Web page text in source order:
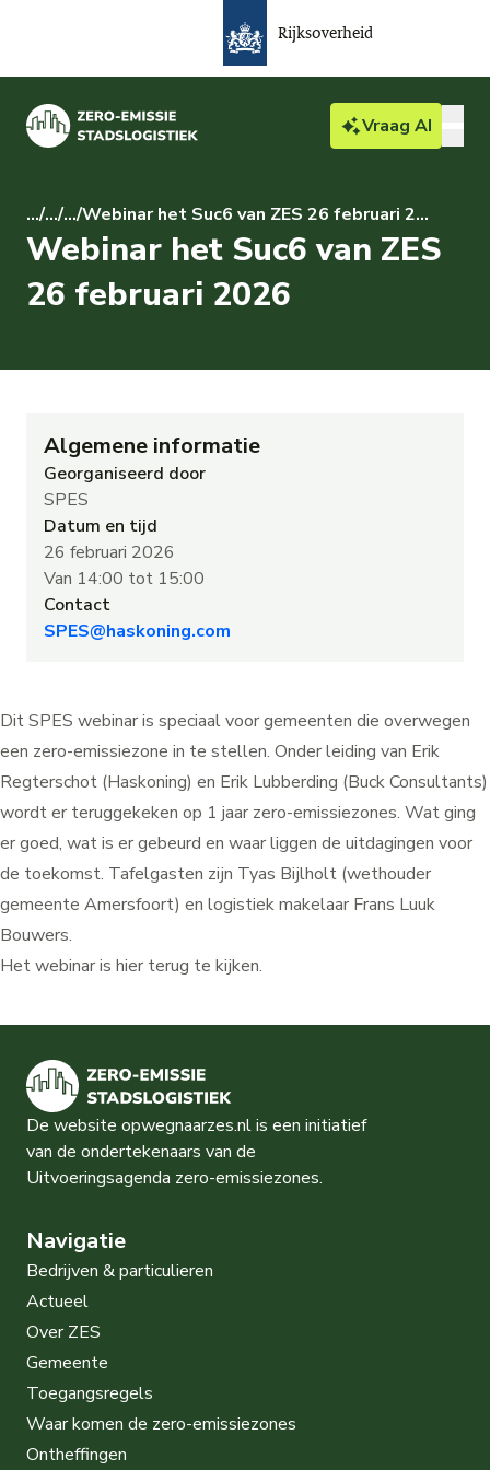
Rijksoverheid
Vraag AI
Bedrijven & particulieren
Actueel
Gemeente
.../.../.../ Webinar het Suc6 van ZES 26 februari 2026
Webinar het Suc6 van ZES
26 februari 2026
Algemene informatie
Georganiseerd door
SPES
Datum en tijd
26 februari 2026
Van 14:00 tot 15:00
Contact
SPES@haskoning.com
Dit SPES webinar is speciaal voor gemeenten die overwegen
een zero-emissiezone in te stellen. Onder leiding van Erik
Regterschot (Haskoning) en Erik Lubberding (Buck Consultants)
wordt er teruggekeken op 1 jaar zero-emissiezones. Wat ging
er goed, wat is er gebeurd en waar liggen de uitdagingen voor
de toekomst. Tafelgasten zijn Tyas Bijlholt (wethouder
gemeente Amersfoort) en logistiek makelaar Frans Luuk
Bouwers.
Het webinar is hier terug te kijken.
De website opwegnaarzes.nl is een initiatief
van de ondertekenaars van de
Uitvoeringsagenda zero-emissiezones.
Navigatie
Bedrijven & particulieren
Actueel
Over ZES
Gemeente
Toegangsregels
Waar komen de zero-emissiezones
Ontheffingen